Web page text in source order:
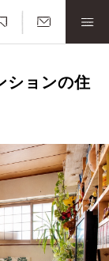
ションの住